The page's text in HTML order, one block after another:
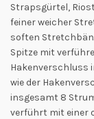
Strapsgürtel,
feiner weicher
soften
Spitze mit
Hakenverschluss
wie der
insgesamt 8
verführt mit einer